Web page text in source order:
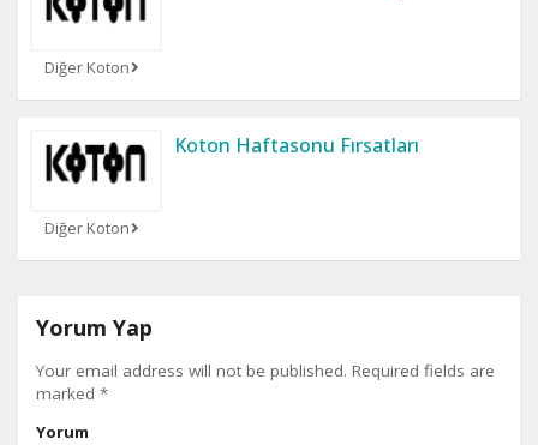
Diğer Koton
Diğer Koton
Koton Haftasonu Fırsatları
Yorum Yap
Your email address will not be published. Required fields are
marked *
Yorum